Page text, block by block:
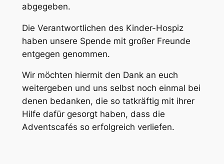
abgegeben.
Die Verantwortlichen des Kinder-Hospiz
haben unsere Spende mit großer Freunde
entgegen genommen.
Wir möchten hiermit den Dank an euch
weitergeben und uns selbst noch einmal bei
denen bedanken, die so tatkräftig mit ihrer
Hilfe dafür gesorgt haben, dass die
Adventscafés so erfolgreich verliefen.